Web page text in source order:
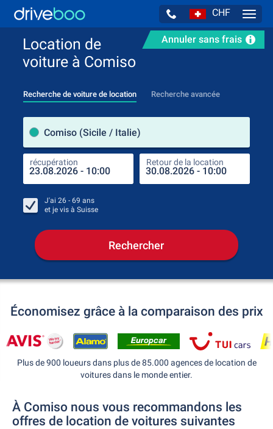
CHF
Annuler sans frais
Location de
voiture à Comiso
Recherche de voiture de location Recherche avancée
Comiso (Sicile / Italie)
récupération Retour de la location
J'ai 26 - 69 ans
et je vis à Suisse
Rechercher
Économisez grâce à la comparaison des prix
Plus de 900 loueurs dans plus de 85.000 agences de location de
voitures dans le monde entier.
À Comiso nous vous recommandons les
offres de location de voitures suivantes